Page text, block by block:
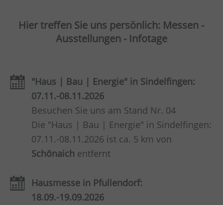
Hier treffen Sie uns persönlich: Messen -
Ausstellungen - Infotage
"Haus | Bau | Energie" in Sindelfingen:
07.11.-08.11.2026
Besuchen Sie uns am Stand Nr. 04
Die "Haus | Bau | Energie" in Sindelfingen:
07.11.-08.11.2026 ist ca. 5 km von
Schönaich entfernt
Hausmesse in Pfullendorf:
18.09.-19.09.2026